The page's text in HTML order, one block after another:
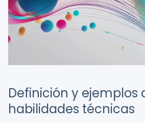
Definición y ejemplos
habilidades técnicas